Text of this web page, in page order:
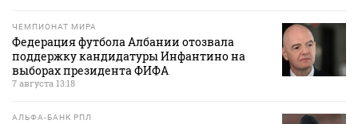
ЧЕМПИОНАТ МИРА
Федерация футбола Албании отозвала
поддержку кандидатуры Инфантино на
выборах президента ФИФА
7 августа 13:18
АЛЬФА-БАНК РПЛ